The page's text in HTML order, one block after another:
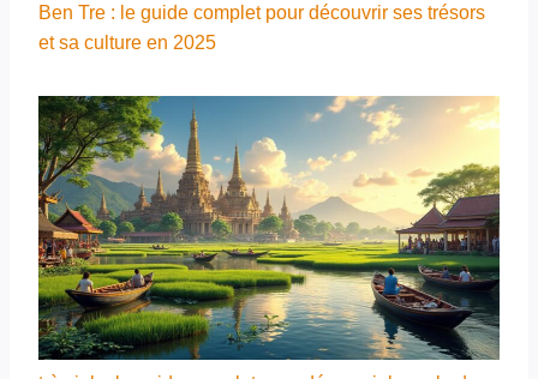
Ben Tre : le guide complet pour découvrir ses trésors
et sa culture en 2025